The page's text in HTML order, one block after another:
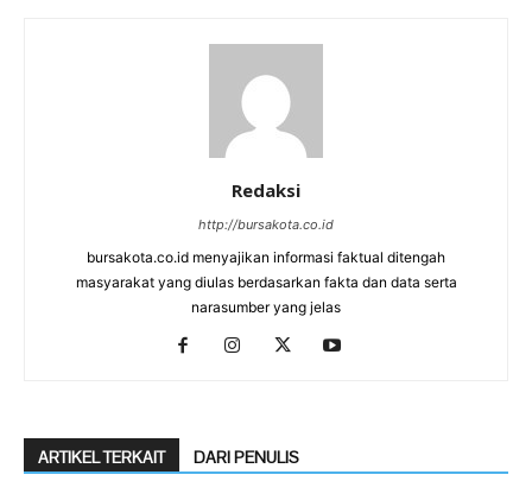
Redaksi
http://bursakota.co.id
bursakota.co.id menyajikan informasi faktual ditengah
masyarakat yang diulas berdasarkan fakta dan data serta
narasumber yang jelas
ARTIKEL TERKAIT DARI PENULIS